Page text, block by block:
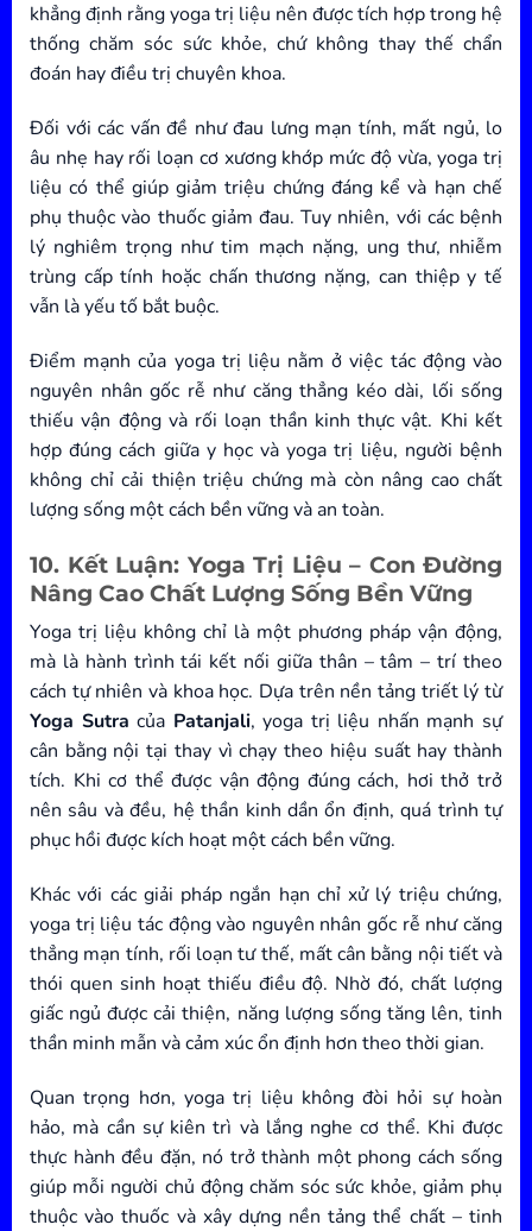
khẳng định rằng yoga trị liệu nên được tích hợp trong hệ
thống chăm sóc sức khỏe, chứ không thay thế chẩn
đoán hay điều trị chuyên khoa.
Đối với các vấn đề như đau lưng mạn tính, mất ngủ, lo
âu nhẹ hay rối loạn cơ xương khớp mức độ vừa, yoga trị
liệu có thể giúp giảm triệu chứng đáng kể và hạn chế
phụ thuộc vào thuốc giảm đau. Tuy nhiên, với các bệnh
lý nghiêm trọng như tim mạch nặng, ung thư, nhiễm
trùng cấp tính hoặc chấn thương nặng, can thiệp y tế
vẫn là yếu tố bắt buộc.
Điểm mạnh của yoga trị liệu nằm ở việc tác động vào
nguyên nhân gốc rễ như căng thẳng kéo dài, lối sống
thiếu vận động và rối loạn thần kinh thực vật. Khi kết
hợp đúng cách giữa y học và yoga trị liệu, người bệnh
không chỉ cải thiện triệu chứng mà còn nâng cao chất
lượng sống một cách bền vững và an toàn.
10. Kết Luận: Yoga Trị Liệu – Con Đường
Nâng Cao Chất Lượng Sống Bền Vững
Yoga trị liệu không chỉ là một phương pháp vận động,
mà là hành trình tái kết nối giữa thân – tâm – trí theo
cách tự nhiên và khoa học. Dựa trên nền tảng triết lý từ
Yoga Sutra của Patanjali, yoga trị liệu nhấn mạnh sự
cân bằng nội tại thay vì chạy theo hiệu suất hay thành
tích. Khi cơ thể được vận động đúng cách, hơi thở trở
nên sâu và đều, hệ thần kinh dần ổn định, quá trình tự
phục hồi được kích hoạt một cách bền vững.
Khác với các giải pháp ngắn hạn chỉ xử lý triệu chứng,
yoga trị liệu tác động vào nguyên nhân gốc rễ như căng
thẳng mạn tính, rối loạn tư thế, mất cân bằng nội tiết và
thói quen sinh hoạt thiếu điều độ. Nhờ đó, chất lượng
giấc ngủ được cải thiện, năng lượng sống tăng lên, tinh
thần minh mẫn và cảm xúc ổn định hơn theo thời gian.
Quan trọng hơn, yoga trị liệu không đòi hỏi sự hoàn
hảo, mà cần sự kiên trì và lắng nghe cơ thể. Khi được
thực hành đều đặn, nó trở thành một phong cách sống
giúp mỗi người chủ động chăm sóc sức khỏe, giảm phụ
thuộc vào thuốc và xây dựng nền tảng thể chất – tinh